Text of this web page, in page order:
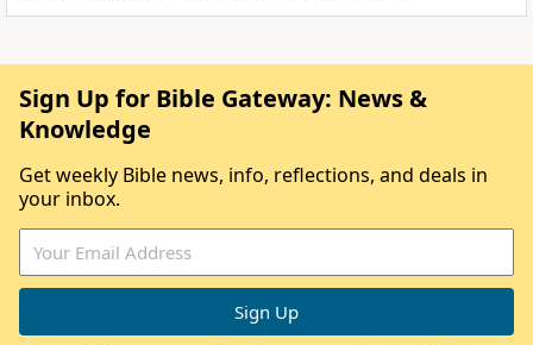
Sign Up for Bible Gateway: News &
Knowledge
Get weekly Bible news, info, reflections, and deals in
your inbox.